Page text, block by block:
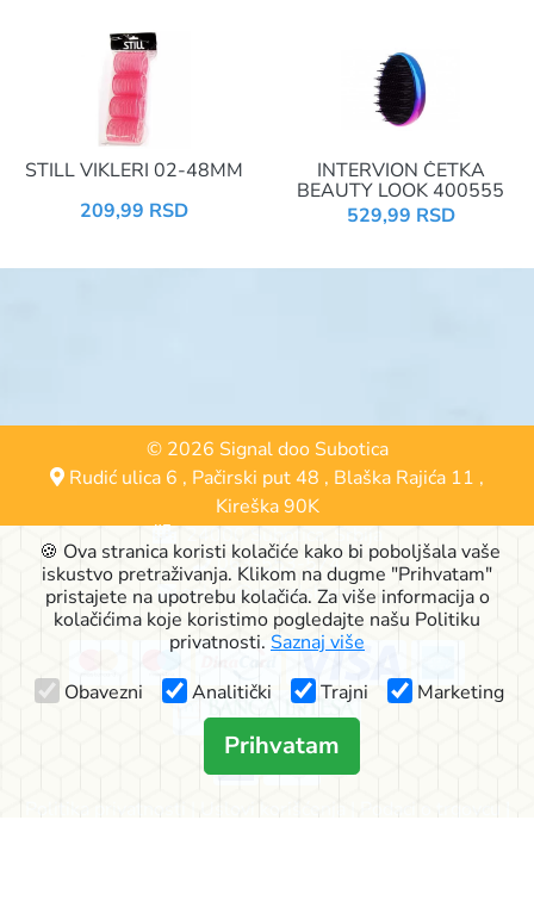
STILL VIKLERI 02-48MM
209,99 RSD
INTERVION ČETKA
BEAUTY LOOK 400555
529,99 RSD
© 2026 Signal doo Subotica
Rudić ulica 6 , Pačirski put 48 , Blaška Rajića 11 ,
Kireška 90K
24000 Subotica, Srbija
063-553-574
online@signalshop.rs
Podaci o trgovcu
🍪 Ova stranica koristi kolačiće kako bi poboljšala vaše
iskustvo pretraživanja. Klikom na dugme "Prihvatam"
pristajete na upotrebu kolačića. Za više informacija o
kolačićima koje koristimo pogledajte našu Politiku
privatnosti. Saznaj više
Obavezni
Analitički Trajni Marketing
Prihvatam